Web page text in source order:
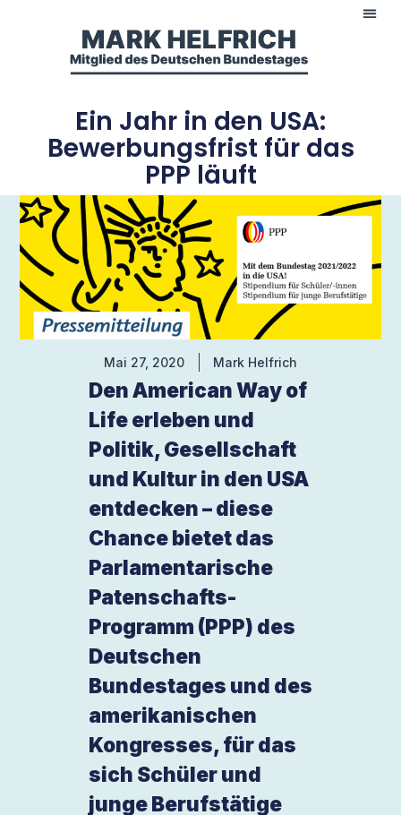
Ein Jahr in den USA:
Bewerbungsfrist für das
PPP läuft
Mai 27, 2020 Mark Helfrich
Den American Way of
Life erleben und
Politik, Gesellschaft
und Kultur in den USA
entdecken – diese
Chance bietet das
Parlamentarische
Patenschafts-
Programm (PPP) des
Deutschen
Bundestages und des
amerikanischen
Kongresses, für das
sich Schüler und
junge Berufstätige